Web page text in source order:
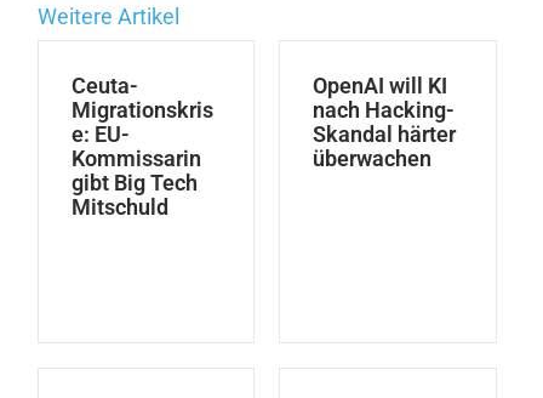
Weitere Artikel
Ceuta-
Migrationskris
e: EU-
Kommissarin
gibt Big Tech
Mitschuld
OpenAI will KI
nach Hacking-
Skandal härter
überwachen